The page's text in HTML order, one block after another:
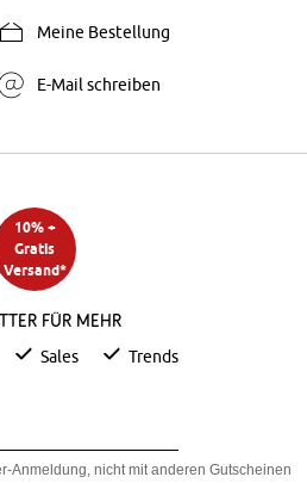
Meine Bestellung
E-Mail schreiben
10% +
Gratis
Versand*
für mehr
Sales Trends
Anmeldung, nicht mit anderen Gutscheinen